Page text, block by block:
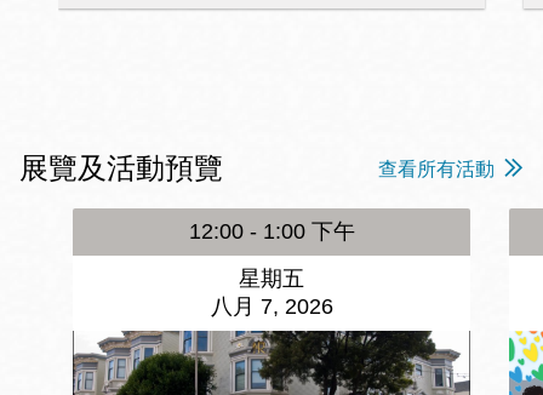
展覽及活動預覽 查看所有活動
12:00 - 1:00 下午
星期五
八月 7, 2026